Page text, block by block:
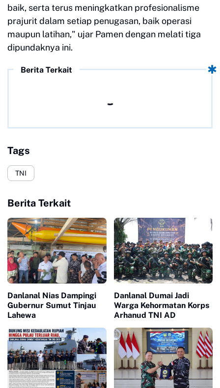
baik, serta terus meningkatkan profesionalisme
prajurit dalam setiap penugasan, baik operasi
maupun latihan," ujar Pamen dengan melati tiga
dipundaknya ini.
Berita Terkait
Tags
TNI
Berita Terkait
Danlanal Nias Dampingi
Gubernur Sumut Tinjau
Lahewa
Danlanal Dumai Jadi
Warga Kehormatan Korps
Arhanud TNI AD